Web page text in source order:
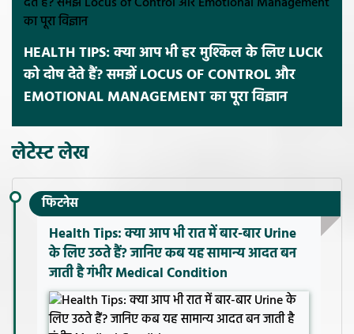
HEALTH TIPS: क्या आप भी हर मुश्किल के लिए LUCK
को दोष देते हैं? समझें LOCUS OF CONTROL और
EMOTIONAL MANAGEMENT का पूरा विज्ञान
लेटेस्ट लेख
फिटनेस
Health Tips: क्या आप भी रात में बार-बार Urine
के लिए उठते हैं? जानिए कब यह सामान्य आदत बन
जाती है गंभीर Medical Condition